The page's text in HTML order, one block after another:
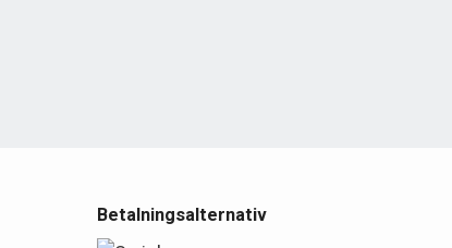
Betalningsalternativ